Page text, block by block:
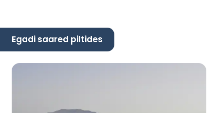
Egadi saared piltides